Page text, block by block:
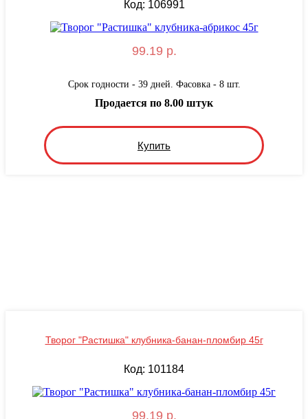
Код: 106991
99.19 р.
Срок годности - 39 дней. Фасовка - 8 шт.
Купить
Продается по 8.00 штук
Творог "Растишка" клубника-банан-пломбир 45г
Код: 101184
99.19 р.